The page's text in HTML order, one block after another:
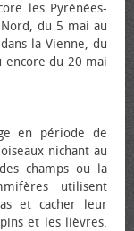
les Pyrénées-
du 5 mai au
la Vienne, du
encore du 20 mai
en période de
nichant au
champs ou la
utilisent
et cacher leur
et les lièvres.